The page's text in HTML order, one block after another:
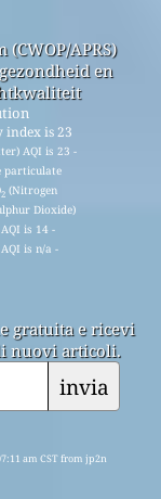
APRS)
en
is 23
AQI is 23 -
particulate
2 (Nitrogen
Dioxide)
is 14 -
is n/a -
gratuita e ricevi
nuovi articoli.
invia
am CST from jp2n